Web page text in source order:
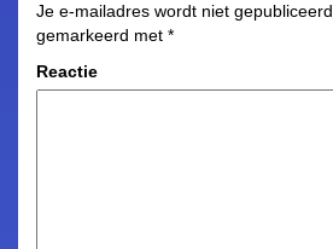
Je e-mailadres wordt niet gepubliceerd.
gemarkeerd met *
Reactie